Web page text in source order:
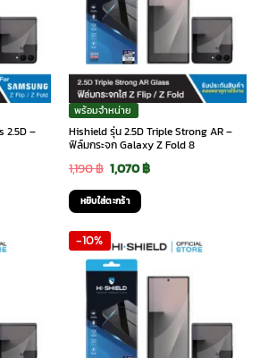
2.5D –
พร้อมจำหน่าย
Hishield รุ่น 2.5D Triple Strong AR –
ฟิล์มกระจก Galaxy Z Fold 8
1,190฿ Original
price
was:
1,190 ฿.
1,070฿Current
1,070 ฿.
หยิบใส่ตะกร้า
-10%